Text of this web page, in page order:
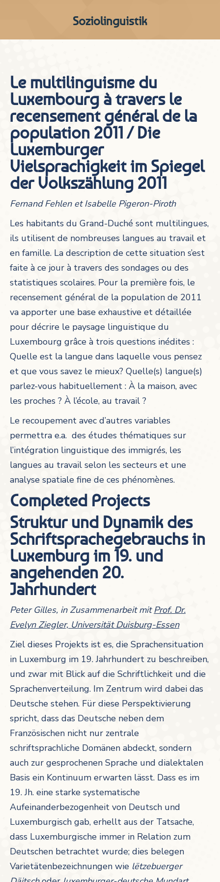
Soziolinguistik
Le multilinguisme du
Luxembourg à travers le
recensement général de la
population 2011 / Die
Luxemburger
Vielsprachigkeit im Spiegel
der Volkszählung 2011
Fernand Fehlen et Isabelle Pigeron-Piroth
Les habitants du Grand-Duché sont multilingues,
ils utilisent de nombreuses langues au travail et
en famille. La description de cette situation s’est
faite à ce jour à travers des sondages ou des
statistiques scolaires. Pour la première fois, le
recensement général de la population de 2011
va apporter une base exhaustive et détaillée
pour décrire le paysage linguistique du
Luxembourg grâce à trois questions inédites :
Quelle est la langue dans laquelle vous pensez
et que vous savez le mieux? Quelle(s) langue(s)
parlez-vous habituellement : À la maison, avec
les proches ? À l’école, au travail ?
Le recoupement avec d’autres variables
permettra e.a. des études thématiques sur
l’intégration linguistique des immigrés, les
langues au travail selon les secteurs et une
analyse spatiale fine de ces phénomènes.
Completed Projects
Struktur und Dynamik des
Schriftsprachegebrauchs in
Luxemburg im 19. und
angehenden 20.
Jahrhundert
Peter Gilles, in Zusammenarbeit mitProf. Dr.
Evelyn Ziegler, Universität Duisburg-Essen
Ziel dieses Projekts ist es, die Sprachensituation
in Luxemburg im 19. Jahrhundert zu beschreiben,
und zwar mit Blick auf die Schriftlichkeit und die
Sprachenverteilung. Im Zentrum wird dabei das
Deutsche stehen. Für diese Perspektivierung
spricht, dass das Deutsche neben dem
Französischen nicht nur zentrale
schriftsprachliche Domänen abdeckt, sondern
auch zur gesprochenen Sprache und dialektalen
Basis ein Kontinuum erwarten lässt. Dass es im
19. Jh. eine starke systematische
Aufeinanderbezogenheit von Deutsch und
Luxemburgisch gab, erhellt aus der Tatsache,
dass Luxemburgische immer in Relation zum
Deutschen betrachtet wurde; dies belegen
Varietätenbezeichnungen wie lëtzebuerger